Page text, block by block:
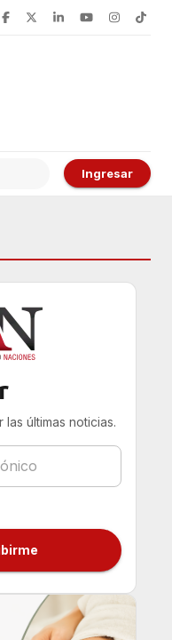
Ingresar
últimas noticias.